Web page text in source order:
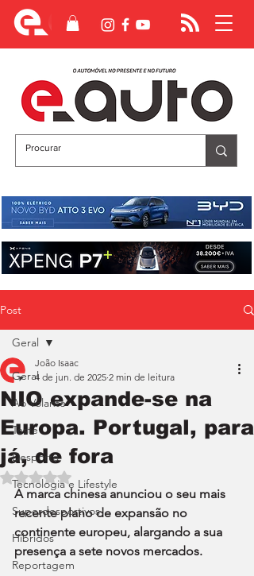
Post
Geral
Ao Volante
Teste
Desporto
Tecnologia e Lifestyle
Superdesportivos
Híbridos
Reportagem
Geral
NIO expande-se na
Europa. Portugal, para
já, de fora
João Isaac
4 de jun. de 2025 2 min de leitura
Avaliado com NaN de 5 estrelas.
A marca chinesa anunciou o seu mais
recente plano de expansão no
continente europeu, alargando a sua
presença a sete novos mercados.